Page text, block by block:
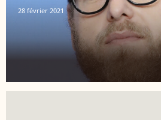
28 février 2021